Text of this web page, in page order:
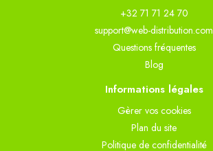
+32 71 71 24 70
support@web-distribution.com
Questions fréquentes
Blog
Informations légales
Gèrer vos cookies
Plan du site
Politique de confidentialité